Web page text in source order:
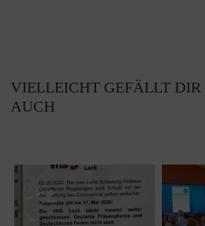
VIELLEICHT GEFÄLLT DIR
AUCH